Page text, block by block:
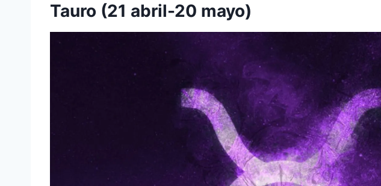
Tauro (21 abril-20 mayo)